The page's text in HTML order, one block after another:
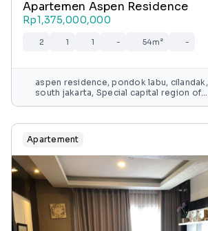
Apartemen Aspen Residence
Rp1,375,000,000
2 1 1 - 54m² -
aspen residence, pondok labu, cilandak,
south jakarta, Special capital region of
Apartement